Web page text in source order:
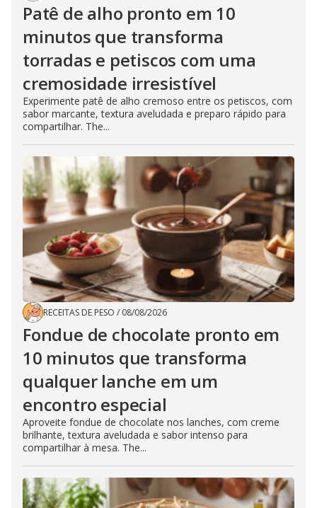
Patê de alho pronto em 10
minutos que transforma
torradas e petiscos com uma
cremosidade irresistível
Experimente patê de alho cremoso entre os petiscos, com
sabor marcante, textura aveludada e preparo rápido para
compartilhar. The...
RECEITAS DE PESO / 08/08/2026
Fondue de chocolate pronto em
10 minutos que transforma
qualquer lanche em um
encontro especial
Aproveite fondue de chocolate nos lanches, com creme
brilhante, textura aveludada e sabor intenso para
compartilhar à mesa. The...